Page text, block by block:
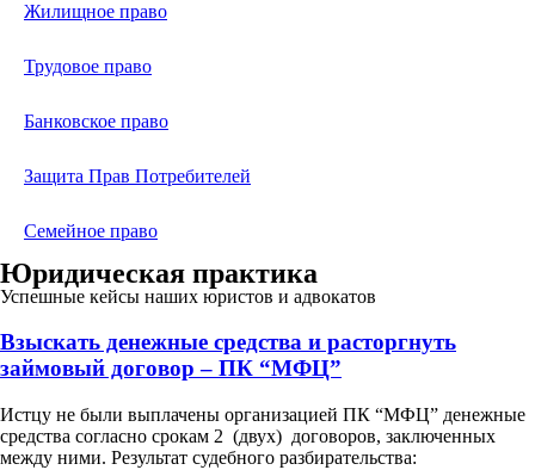
Жилищное право
Трудовое право
Банковское право
Защита Прав Потребителей
Семейное право
Юридическая практика
Успешные кейсы наших юристов и адвокатов
Взыскать денежные средства и расторгнуть
займовый договор – ПК “МФЦ”
Истцу не были выплачены организацией ПК “МФЦ” денежные
средства согласно срокам 2 (двух) договоров, заключенных
между ними. Результат судебного разбирательства: